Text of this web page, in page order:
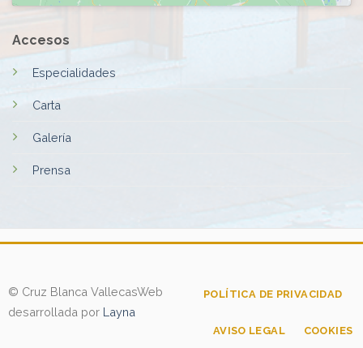
Accesos
Especialidades
Carta
Galería
Prensa
© Cruz Blanca VallecasWeb
desarrollada por Layna
POLÍTICA DE PRIVACIDAD
AVISO LEGAL COOKIES